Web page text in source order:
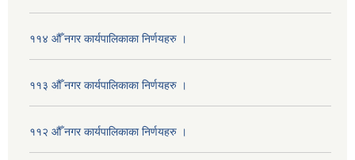
११४ औँ नगर कार्यपालिकाका निर्णयहरु ।
११३ औँ नगर कार्यपालिकाका निर्णयहरु ।
११२ औँ नगर कार्यपालिकाका निर्णयहरु ।